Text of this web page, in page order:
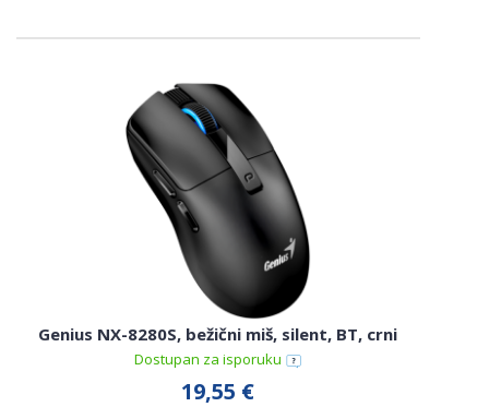
Genius NX-8280S, bežični miš, silent, BT, crni
Dostupan za isporuku
19,55 €